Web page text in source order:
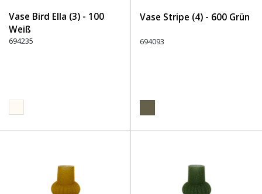
Vase Bird Ella (3) - 100
Weiß
694235
Vase Stripe (4) - 600 Grün
694093